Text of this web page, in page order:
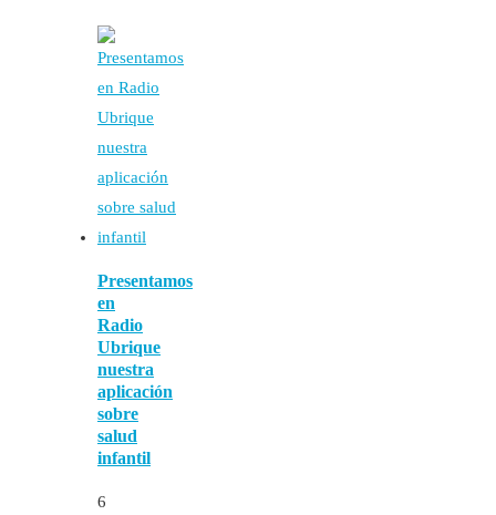
Presentamos
en
Radio
Ubrique
nuestra
aplicación
sobre
salud
infantil
6